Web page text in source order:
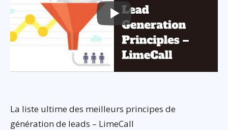
La liste ultime des meilleurs principes de
génération de leads – LimeCall